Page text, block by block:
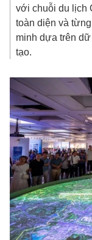
với chuỗi du lịch
toàn diện và
minh dựa trên
tạo.